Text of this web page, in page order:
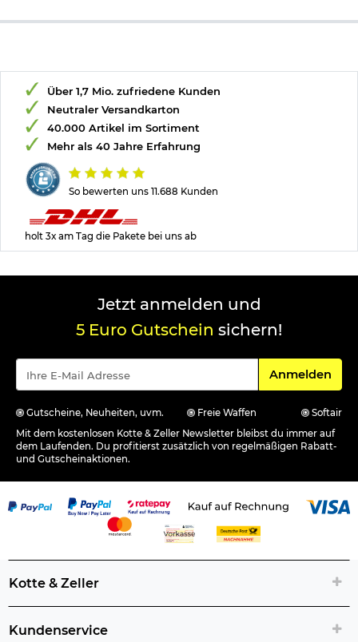
So bewerten uns 11.688 Kunden
Über 1,7 Mio. zufriedene Kunden
Neutraler Versandkarton
40.000 Artikel im Sortiment
Mehr als 40 Jahre Erfahrung
holt 3x am Tag die Pakete bei uns ab
Jetzt anmelden und
5 Euro Gutschein sichern!
Für den
Anmelden
Gutscheine, Neuheiten, uvm. Freie Waffen
Softair
Mit dem kostenlosen Kotte & Zeller Newsletter bleibst du immer auf
dem Laufenden. Du profitierst zusätzlich von regelmäßigen Rabatt-
und Gutscheinaktionen.
Kotte & Zeller
Kundenservice